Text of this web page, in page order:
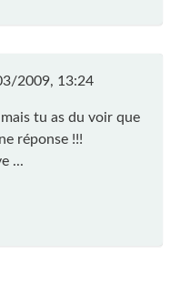
2009, 13:24
tu as du voir que
réponse !!!
...